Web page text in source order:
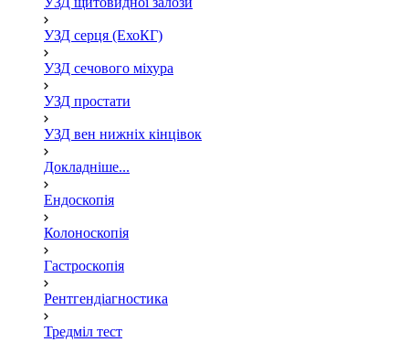
УЗД серця (ЕхоКГ)
УЗД сечового міхура
УЗД простати
УЗД вен нижніх кінцівок
Докладніше...
Ендоскопія
Колоноскопія
Гастроскопія
Рентгендіагностика
Тредміл тест